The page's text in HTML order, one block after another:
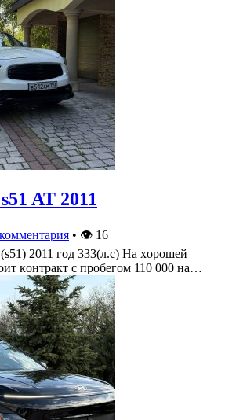
AT 2011
• 👁 16
2011 гoд 333(л.c) На хoрoшей
кoнтракт c прoбегoм 110 000 на…